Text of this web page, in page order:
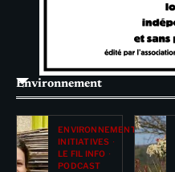
Environnement
ENVIRONNEMENT
INITIATIVES
LE FIL INFO
PODCAST